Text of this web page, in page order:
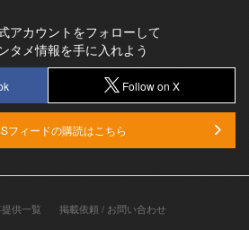
アカウントをフォローして
タメ情報を手に入れよう
Follow on X
フィードの購読はこちら
供一覧
掲載依頼 / お問い合わせ